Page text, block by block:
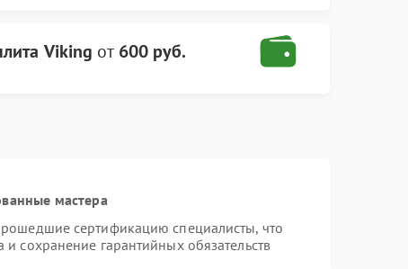
Viking от 600 руб.
мастера
сертификацию специалисты, что
сохранение гарантийных обязательств